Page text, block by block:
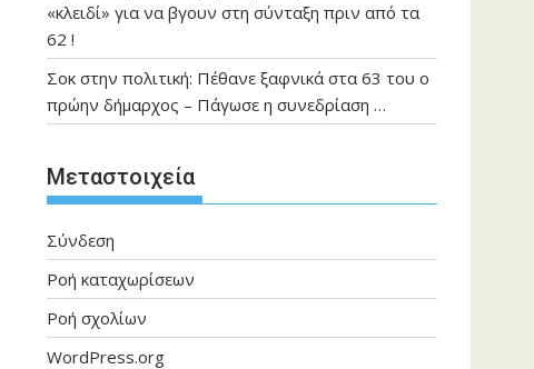
«κλειδί» για να βγουν στη σύνταξη πριν από τα
62 !
Σοκ στην πολιτική: Πέθανε ξαφνικά στα 63 του ο
πρώην δήμαρχος – Πάγωσε η συνεδρίαση …
Μεταστοιχεία
Σύνδεση
Ροή καταχωρίσεων
Ροή σχολίων
WordPress.org